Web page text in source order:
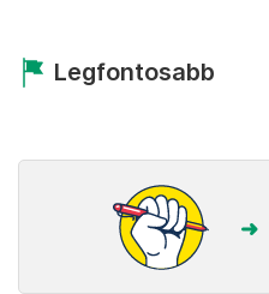
Legfontosabb